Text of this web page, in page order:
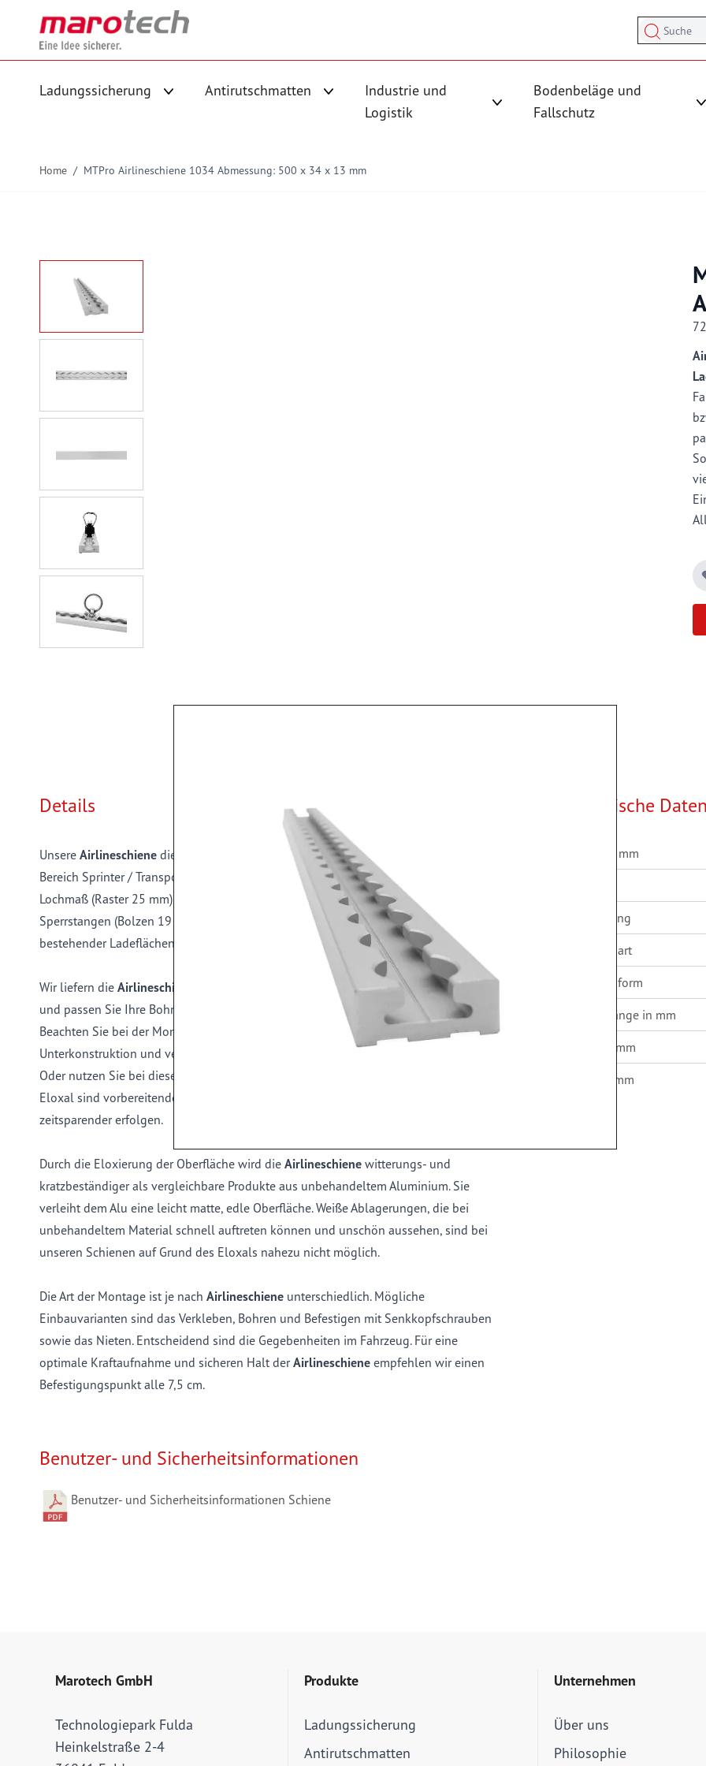
Ladungssicherung Antirutschmatten
Untermenü für Kategorie Antirutschmatten anzeigen
Industrie und
Logistik
Untermenü für Kategorie Industrie
Bodenbeläge und
Fallschutz
Home / MTPro Airlineschiene 1034 Abmessung: 500 x 34 x 13 mm
Details
Unsere Airlineschienedient zur Ladungssicherung
auf Lkw-Ladeflächen sowie im
Bereich Sprinter / Transporter / Pkw. Durch das einfache und genormte 20-mm-
Lochmaß (Raster 25 mm) der Schiene können im Schienensystem viele Fittings und
Sperrstangen (Bolzen 19 mm) eingesetzt werden. Ideal zum Nachrüsten
bestehender Ladeflächen oder als Einbau in Neufahrzeugen.
Wir liefern die Airlineschiene
ohne vorgebohrte Montagelöcher. Bleiben Sie flexibel
und passen Sie Ihre Bohrlöcher individuell an Ihre Einbaugegebenheiten an.
Beachten Sie bei der Montage eine ausreichende Krafteinleitung in die
Unterkonstruktion und verwenden Sie Schrauben mit M5 in einer Qualität von 10.9.
Oder nutzen Sie bei dieser Schiene die Möglichkeit des Verklebens. Durch das
Eloxal sind vorbereitende Arbeiten nahezu nicht notwendig und der Einbau kann
zeitsparender erfolgen.
Durch die Eloxierung der Oberfläche wird die Airlineschienewitterungs- und
kratzbeständiger als vergleichbare Produkte aus unbehandeltem Aluminium. Sie
verleiht dem Alu eine leicht matte, edle Oberfläche. Weiße Ablagerungen, die bei
unbehandeltem Material schnell auftreten können und unschön aussehen, sind bei
unseren Schienen auf Grund des Eloxals nahezu nicht möglich.
Die Art der Montage ist je nach Airlineschieneunterschiedlich. Mögliche
Einbauvarianten sind das Verkleben, Bohren und Befestigen mit Senkkopfschrauben
sowie das Nieten. Entscheidend sind die Gegebenheiten im Fahrzeug. Für eine
optimale Kraftaufnahme und sicheren Halt derAirlineschieneempfehlen wir einen
Befestigungspunkt alle 7,5 cm.
Technische
Raster in mm
Ausführung
Schienenart
Schienenform
Gesamtlänge in mm
Breite in mm
Höhe in mm
Benutzer- und Sicherheitsinformationen
Benutzer- und Sicherheitsinformationen Schiene
Marotech GmbH
Technologiepark Fulda
Heinkelstraße 2-4
Produkte
Ladungssicherung
Antirutschmatten
Unternehmen
Über uns
Philosophie